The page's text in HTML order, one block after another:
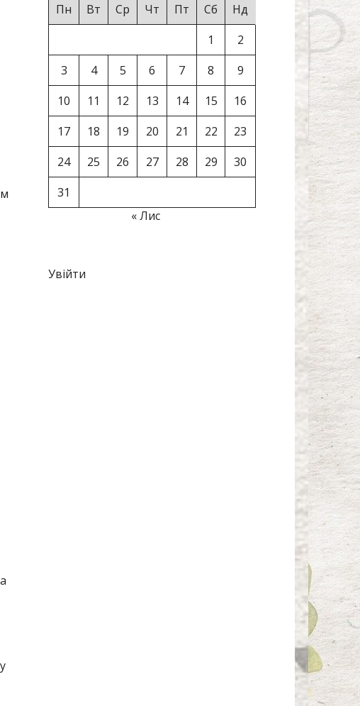
Пн
Вт Ср Чт Пт Сб
Нд
1
2
3
4 5 6 7 8
9
10
11 12 13 14 15
16
17
18 19 20 21 22
23
24
25 26 27 28 29
30
31
« Лис
Увійти